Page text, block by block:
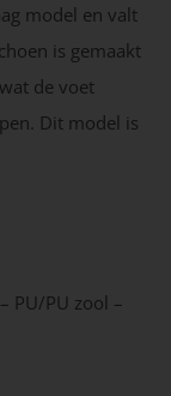
model en valt
is gemaakt
de voet
Dit model is
PU/PU zool –